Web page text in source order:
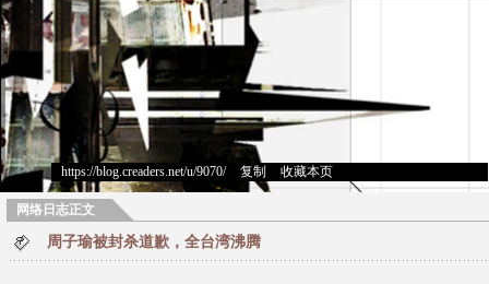
https://blog.creaders.net/u/9070/> 复制 收藏本页
网络日志正文
周子瑜被封杀道歉，全台湾沸腾